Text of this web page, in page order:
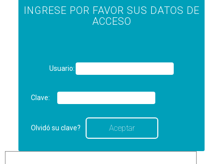
INGRESE POR FAVOR SUS DATOS DE
ACCESO
Usuario:
Clave:
Olvidó su clave?